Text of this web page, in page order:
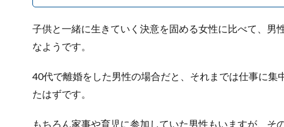
結婚式に出席するとき、ス
ちなのが靴のマ...
子供と一緒に生きていく決意を固める女性に比べて、男
なようです。
40代で離婚をした男性の場合だと、それまでは仕事に
たはずです。
もちろん家事や育児に参加していた男性もいますが、そ